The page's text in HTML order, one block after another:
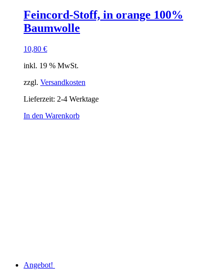
Feincord-Stoff, in orange 100%
Baumwolle
10,80 €
inkl. 19 % MwSt.
zzgl. Versandkosten
Lieferzeit: 2-4 Werktage
In den Warenkorb
Angebot!